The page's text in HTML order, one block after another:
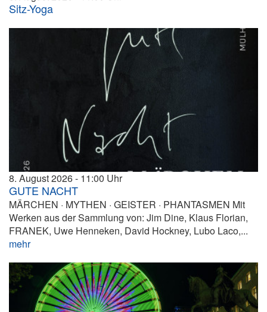
Sitz-Yoga
8. August 2026 11:00
GUTE NACHT
MÄRCHEN · MYTHEN · GEISTER · PHANTASMEN Mit
Werken aus der Sammlung von: Jim Dine, Klaus Florian,
FRANEK, Uwe Henneken, David Hockney, Lubo Laco,...
mehr